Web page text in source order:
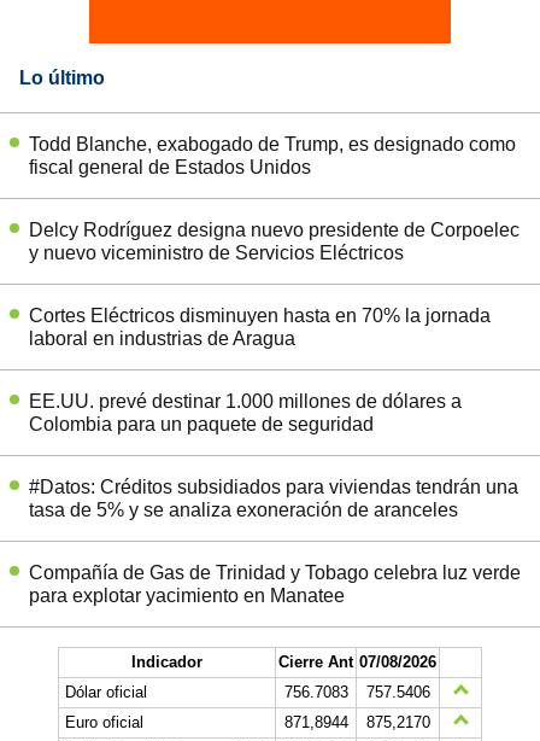
Lo último
Todd Blanche, exabogado de Trump, es designado como
fiscal general de Estados Unidos
Delcy Rodríguez designa nuevo presidente de Corpoelec
y nuevo viceministro de Servicios Eléctricos
Cortes Eléctricos disminuyen hasta en 70% la jornada
laboral en industrias de Aragua
EE.UU. prevé destinar 1.000 millones de dólares a
Colombia para un paquete de seguridad
#Datos: Créditos subsidiados para viviendas tendrán una
tasa de 5% y se analiza exoneración de aranceles
Compañía de Gas de Trinidad y Tobago celebra luz verde
para explotar yacimiento en Manatee
Indicador Cierre Ant 07/08/2026
Dólar oficial
756.7083
757.5406
Euro oficial
871,8944
875,2170